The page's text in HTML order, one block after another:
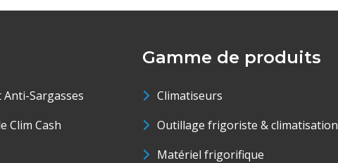
Sargasses
Clim Cash
Gamme de produits
Climatiseurs
Outillage frigoriste & climatisation
Matériel frigorifique